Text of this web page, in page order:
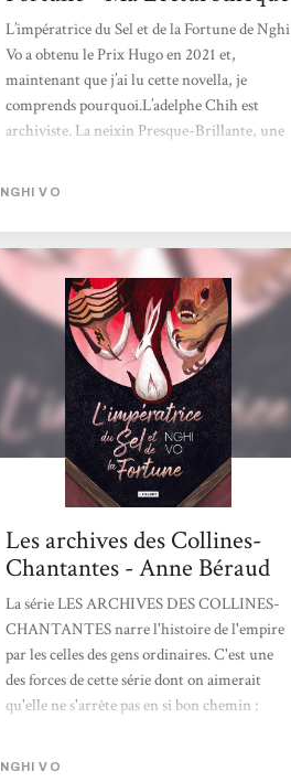
L’impératrice du Sel et de la Fortune de Nghi
Vo a obtenu le Prix Hugo en 2021 et,
maintenant que j’ai lu cette novella, je
comprends pourquoi.L’adelphe Chih est
archiviste. La neixin Presque-Brillante, une
prochainement intronisée. Sur leur route se
trouve l’ancien palais Fortune-Prospère où
In-yo, la précédente impératrice, a vécu.
Chih et Presque-Brillante ayant pour devoir
de tout archiver, iels font un détour par ce
lieu et y rencontrent Lapin, qui fut une
domestique fidèle...
NGHI VO
Les archives des Collines-
Chantantes - Anne Béraud
La série LES ARCHIVES DES COLLINES-
CHANTANTES narre l'histoire de l'empire
par les celles des gens ordinaires. C'est une
des forces de cette série dont on aimerait
qu'elle ne s'arrête pas en si bon chemin :
NGHI VO